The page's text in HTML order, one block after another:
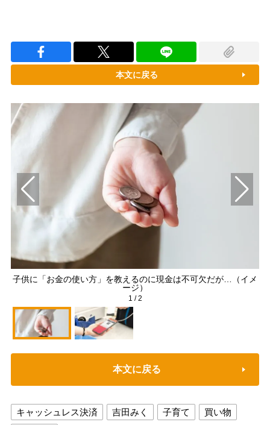
本文に戻る
子供に「お金の使い方」を教えるのに現金は不可欠だが…（イメ
ージ）
1 /2
本文に戻る
キャッシュレス決済 吉田みく 子育て
買い物